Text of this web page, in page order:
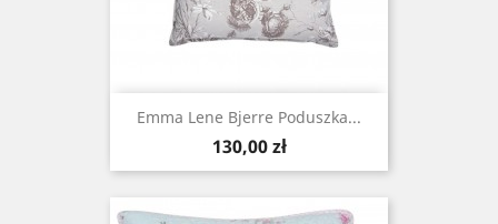
Emma Lene Bjerre Poduszka...
Cena
130,00 zł